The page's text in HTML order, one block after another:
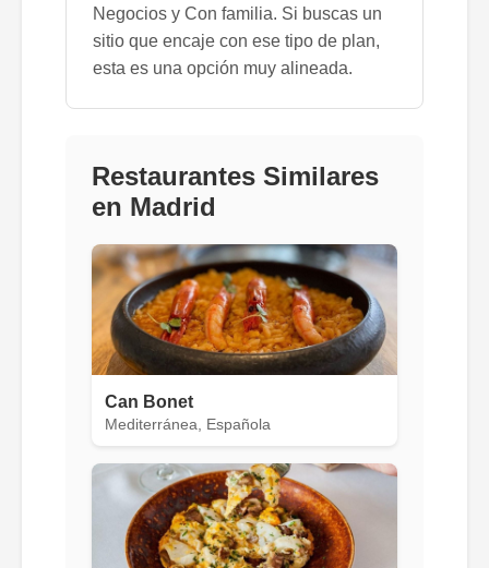
Negocios y Con familia. Si buscas un
sitio que encaje con ese tipo de plan,
esta es una opción muy alineada.
Restaurantes Similares
en Madrid
Can Bonet
Mediterránea, Española